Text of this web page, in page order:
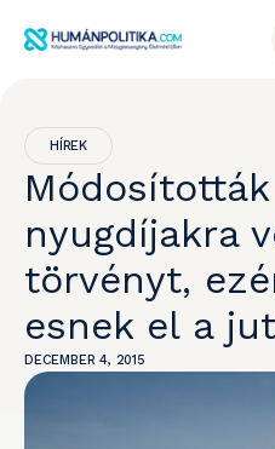
HÍREK
nyugdíjakra
törvényt,
esnek el a
DECEMBER 4, 2015